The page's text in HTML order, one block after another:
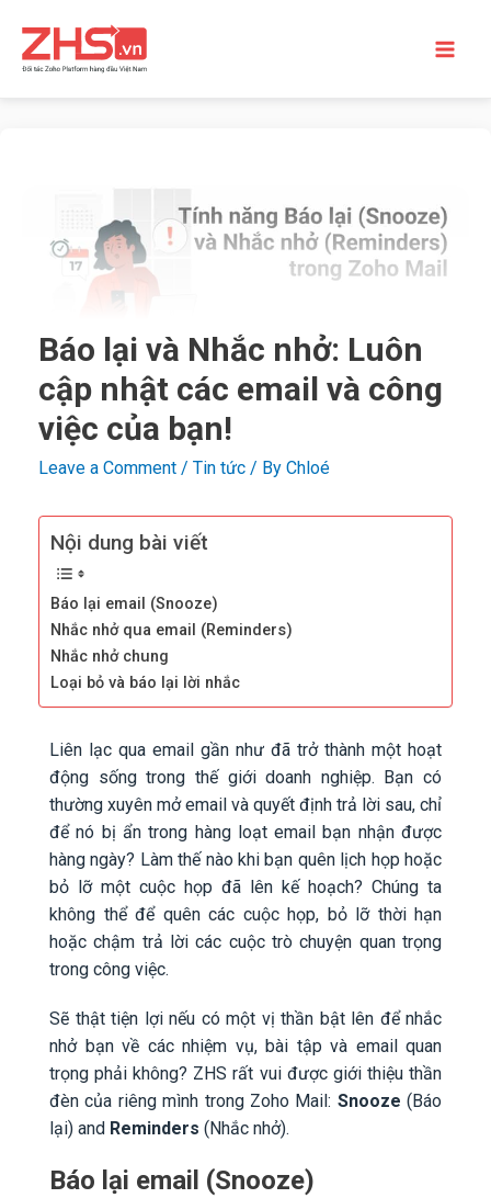
Báo lại và Nhắc nhở: Luôn
cập nhật các email và công
việc của bạn!
Leave a Comment / Tin tức / By Chloé
Nội dung bài viết
Báo lại email (Snooze)
Nhắc nhở qua email (Reminders)
Nhắc nhở chung
Loại bỏ và báo lại lời nhắc
Liên lạc qua email gần như đã trở thành một hoạt
động sống trong thế giới doanh nghiệp. Bạn có
thường xuyên mở email và quyết định trả lời sau, chỉ
để nó bị ẩn trong hàng loạt email bạn nhận được
hàng ngày? Làm thế nào khi bạn quên lịch họp hoặc
bỏ lỡ một cuộc họp đã lên kế hoạch? Chúng ta
không thể để quên các cuộc họp, bỏ lỡ thời hạn
hoặc chậm trả lời các cuộc trò chuyện quan trọng
trong công việc.
Sẽ thật tiện lợi nếu có một vị thần bật lên để nhắc
nhở bạn về các nhiệm vụ, bài tập và email quan
trọng phải không? ZHS rất vui được giới thiệu thần
đèn của riêng mình trong Zoho Mail: Snooze (Báo
lại) and Reminders (Nhắc nhở).
Báo lại email (Snooze)